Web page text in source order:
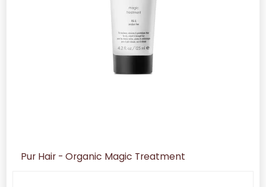
Pur Hair - Organic Magic Treatment